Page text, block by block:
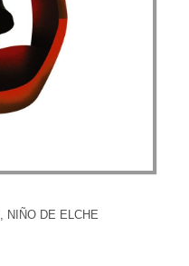
NIÑO DE ELCHE